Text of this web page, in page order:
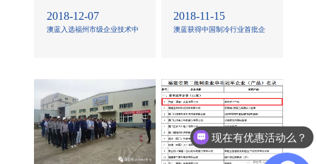
2018-12-07
澳蓝入选福州市级企业技术中
2018-11-15
澳蓝获得中国制冷行业首批企
现在有优惠活动么？
我想购买你们的产品，要如何与你们联系？